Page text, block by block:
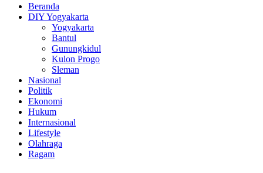
Beranda
DIY Yogyakarta
Yogyakarta
Bantul
Gunungkidul
Kulon Progo
Sleman
Nasional
Politik
Ekonomi
Hukum
Internasional
Lifestyle
Olahraga
Ragam